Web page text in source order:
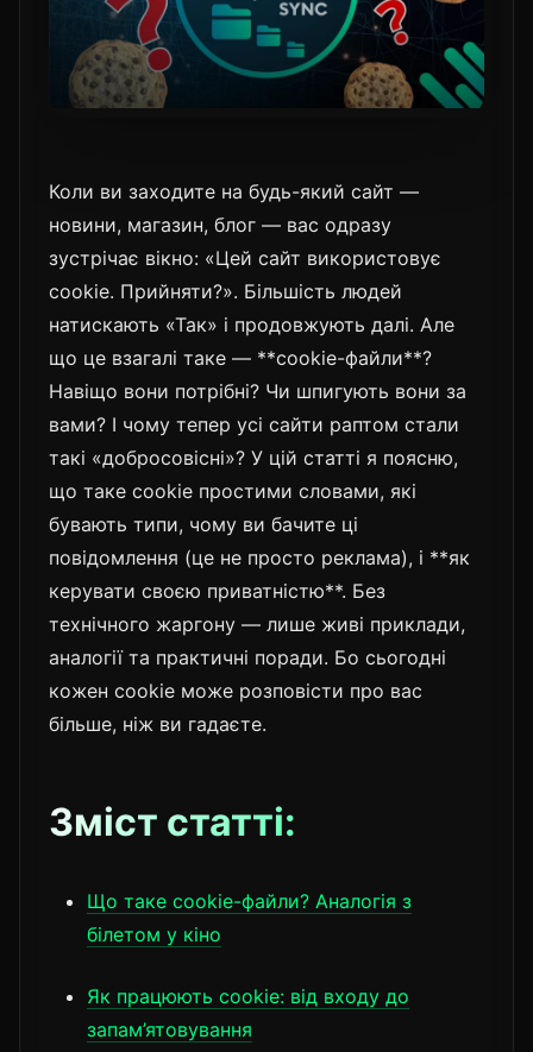
Коли ви заходите на будь-який сайт —
новини, магазин, блог — вас одразу
зустрічає вікно: «Цей сайт використовує
cookie. Прийняти?». Більшість людей
натискають «Так» і продовжують далі. Але
що це взагалі таке — **cookie-файли**?
Навіщо вони потрібні? Чи шпигують вони за
вами? І чому тепер усі сайти раптом стали
такі «добросовісні»? У цій статті я поясню,
що таке cookie простими словами, які
бувають типи, чому ви бачите ці
повідомлення (це не просто реклама), і **як
керувати своєю приватністю**. Без
технічного жаргону — лише живі приклади,
аналогії та практичні поради. Бо сьогодні
кожен cookie може розповісти про вас
більше, ніж ви гадаєте.
Зміст статті:
Що таке cookie-файли? Аналогія з
білетом у кіно
Як працюють cookie: від входу до
запам’ятовування